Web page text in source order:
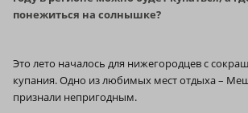
понежиться на солнышке?
Это лето началось для нижегородцев с
купания. Одно из любимых мест отдыха –
признали непригодным.